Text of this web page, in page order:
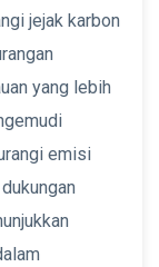
jejak karbon
yang lebih
emisi